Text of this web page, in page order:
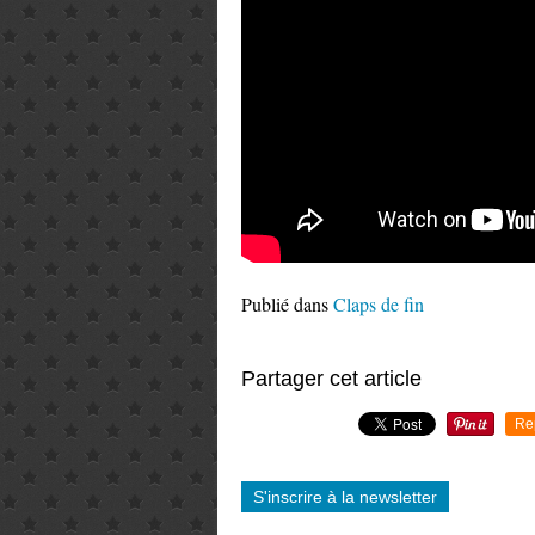
Publié dansClaps de fin
Partager cet article
S'inscrire à la newsletter